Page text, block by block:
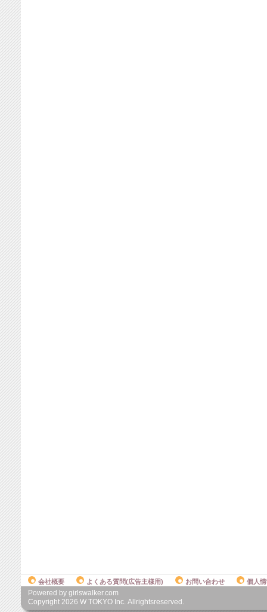
会社概要 よくある質問(広告主様用) お問い合わせ 個人
Powered by girlswalker.com
Copyright 2026 W TOKYO Inc. Allrightsreserved.